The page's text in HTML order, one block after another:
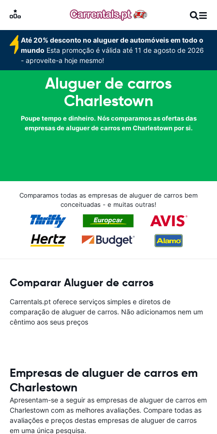
Até 20% desconto no aluguer de automóveis em todo o
mundo Esta promoção é válida até 11 de agosto de 2026
- aproveite-a hoje mesmo!
Aluguer de carros
Charlestown
Poupe tempo e dinheiro. Nós comparamos as ofertas das
empresas de aluguer de carros em Charlestown por si.
Comparamos todas as empresas de aluguer de carros bem
conceituadas - e muitas outras!
Comparar Aluguer de carros
Carrentals.pt oferece serviços simples e diretos de
comparação de aluguer de carros. Não adicionamos nem um
cêntimo aos seus preços
Empresas de aluguer de carros em
Charlestown
Apresentam-se a seguir as empresas de aluguer de carros em
Charlestown com as melhores avaliações. Compare todas as
avaliações e preços destas empresas de aluguer de carros
em uma única pesquisa.